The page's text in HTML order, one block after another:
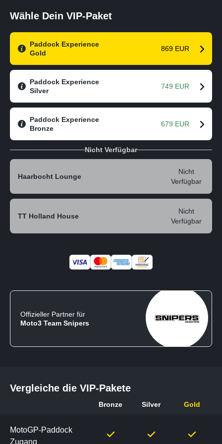
Wähle Dein VIP-Paket
Paddock Experience
Gold
869 EUR
Paddock Experience
Silver
749 EUR
Paddock Experience
Bronze
679 EUR
Nicht Verfügbar
Haarbocht Lounge
Nicht
Verfügbar
TT Holland House
Nicht
Verfügbar
Offizieller Partner für
Moto3 Team Snipers
Vergleiche die VIP-Pakete
VIP-
Bronze Silver Gold
MotoGP-Paddock
Zugang